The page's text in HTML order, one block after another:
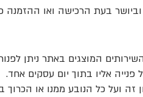
בעת הרכישה ואו
המוצגים באתר ניתן
אליו בתוך יום עסקים אחד.
זה ועל כל הנובע ממנו או